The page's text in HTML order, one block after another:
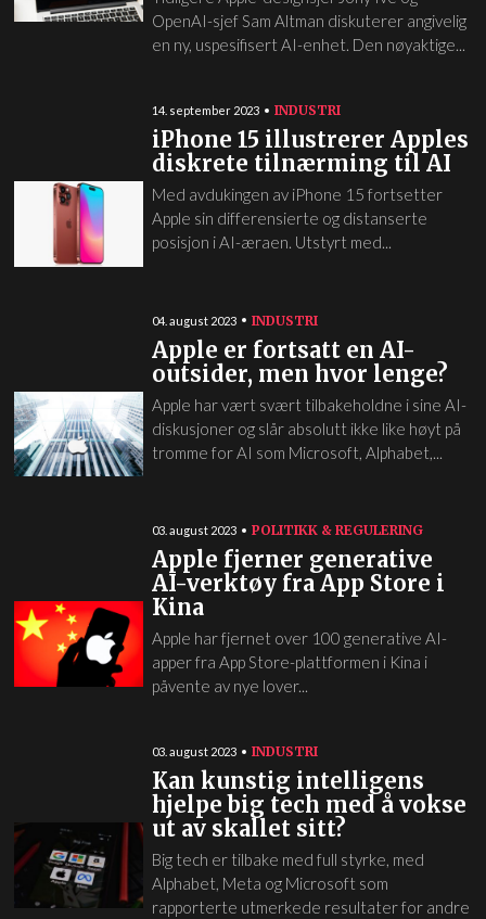
OpenAI-sjef Sam Altman diskuterer angivelig
en ny, uspesifisert AI-enhet. Den nøyaktige...
14. september 2023 INDUSTRI
iPhone 15 illustrerer Apples
diskrete tilnærming til AI
Med avdukingen av iPhone 15 fortsetter
Apple sin differensierte og distanserte
posisjon i AI-æraen. Utstyrt med...
04. august 2023 INDUSTRI
Apple er fortsatt en AI-
outsider, men hvor lenge?
Apple har vært svært tilbakeholdne i sine AI-
diskusjoner og slår absolutt ikke like høyt på
tromme for AI som Microsoft, Alphabet,...
03. august 2023 POLITIKK & REGULERING
Apple fjerner generative
AI-verktøy fra App Store i
Kina
Apple har fjernet over 100 generative AI-
apper fra App Store-plattformen i Kina i
påvente av nye lover...
03. august 2023 INDUSTRI
Kan kunstig intelligens
hjelpe big tech med å vokse
ut av skallet sitt?
Big tech er tilbake med full styrke, med
Alphabet, Meta og Microsoft som
rapporterte utmerkede resultater for andre